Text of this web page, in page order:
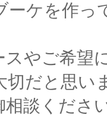
ーケを作っ
スやご希望
切だと思い
相談くださ